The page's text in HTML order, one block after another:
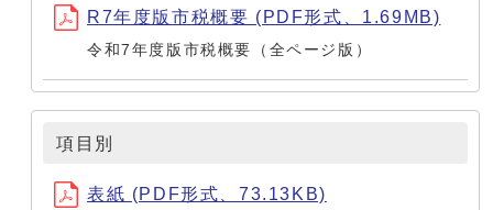
R7年度版市税概要 (PDF形式、1.69MB)
令和7年度版市税概要（全ページ版）
項目別
表紙 (PDF形式、73.13KB)